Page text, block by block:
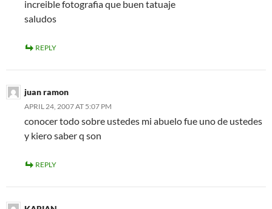
increible fotografia que buen tatuaje
saludos
REPLY
juan ramon
APRIL 24, 2007 AT 5:07 PM
conocer todo sobre ustedes mi abuelo fue uno de ustedes
y kiero saber q son
REPLY